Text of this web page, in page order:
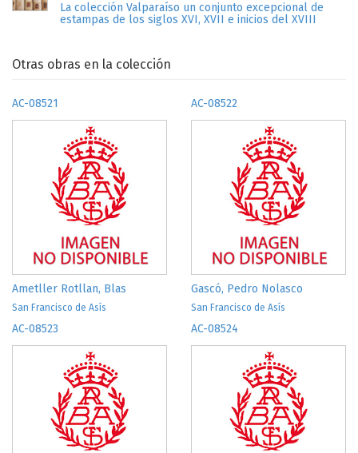
La colección Valparaíso un conjunto excepcional de
estampas de los siglos XVI, XVII e inicios del XVIII
Otras obras en la colección
AC-08521
Ametller Rotllan, Blas
San Francisco de Asís
AC-08522
Gascó, Pedro Nolasco
San Francisco de Asís
AC-08523 AC-08524